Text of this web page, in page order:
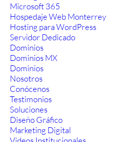
Microsoft 365
Hospedaje Web Monterrey
Hosting para WordPress
Servidor Dedicado
Dominios
Dominios MX
Dominios
Nosotros
Conócenos
Testimonios
Soluciones
Diseño Gráfico
Marketing Digital